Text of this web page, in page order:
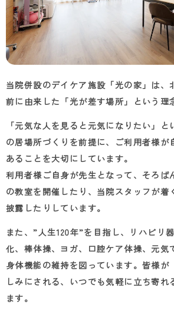
当院併設のデイケア施設「光の家」は、
前に由来した「光が差す場所」という理
「元気な人を見ると元気になりたい」
の居場所づくりを前提に、ご利用者様が
あることを大切にしています。
利用者様ご自身が先生となって、そろば
の教室を開催したり、当院スタッフが着
披露したりしています。
また、”人生120年”を目指し、リハビリ
化、棒体操、ヨガ、口腔ケア体操、元気
身体機能の維持を図っています。皆様が
しみにされる、いつでも気軽に立ち寄れ
ます。